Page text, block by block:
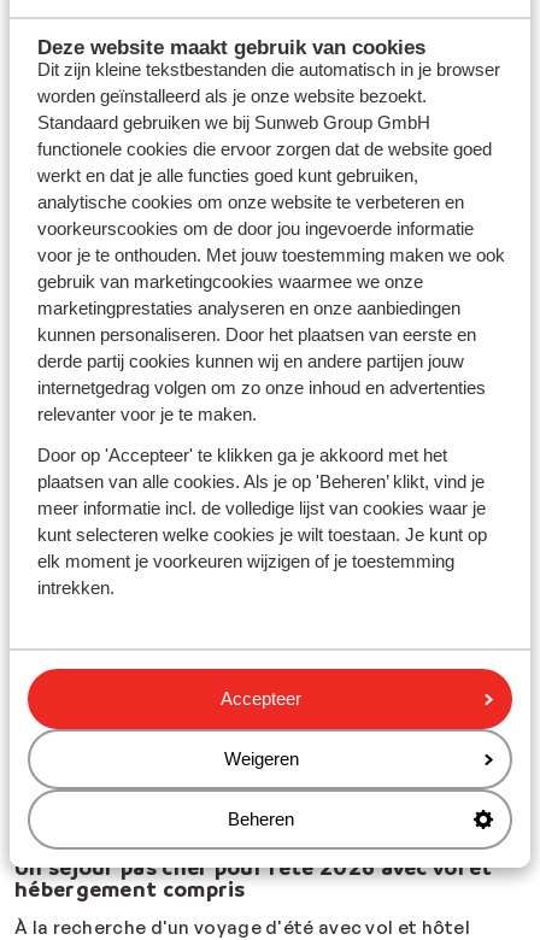
Deze website maakt gebruik van cookies
Dit zijn kleine tekstbestanden die automatisch in je browser
worden geïnstalleerd als je onze website bezoekt.
Standaard gebruiken we bij Sunweb Group GmbH
functionele cookies die ervoor zorgen dat de website goed
werkt en dat je alle functies goed kunt gebruiken,
analytische cookies om onze website te verbeteren en
voorkeurscookies om de door jou ingevoerde informatie
voor je te onthouden. Met jouw toestemming maken we ook
gebruik van marketingcookies waarmee we onze
marketingprestaties analyseren en onze aanbiedingen
kunnen personaliseren. Door het plaatsen van eerste en
derde partij cookies kunnen wij en andere partijen jouw
internetgedrag volgen om zo onze inhoud en advertenties
relevanter voor je te maken.
Door op 'Accepteer' te klikken ga je akkoord met het
plaatsen van alle cookies. Als je op 'Beheren’ klikt, vind je
meer informatie incl. de volledige lijst van cookies waar je
kunt selecteren welke cookies je wilt toestaan. Je kunt op
elk moment je voorkeuren wijzigen of je toestemming
intrekken.
Accepteer
Weigeren
Beheren
Réservez vos vacances d'été pas chères
avec Sunweb
Des vacances d'été en famille
Vous souhaitez partir en vacance en famille cet été ?
Sunweb vous propose des séjours destinés aux familles
avec enfants dans un hôtel en bord de mer avec toutes
les installations nécessaires comme les clubs enfant ou
encore les piscines avec toboggans. Vous partez avec
des enfants plus âgés ? Optez pour nos
hébergements
Selections
. Une belle occasion de partager des
vacances inoubliables avec toute votre tribu.
Destinations vacances été all-inclusive
Comme une envie de parfaire votre bronzage à la plage,
siroter de savoureux cocktails et vous faire
chouchouter ? Optez pour des vacances d'été all-
inclusive 2026: tout est inclus ! Au sein d’un hôtel all-in,
vous pourrez profiter de la nourriture et des boissons à
de votre séjour au soleil. Vous vous demandez où partir
en juillet pendant les vacances scolaires d'été ?
Pourquoi ne pas découvrir le charme de
Turque,la Crète,Hurghadaou encorel'Espagneoula
Croatie
, nos destinations estivales phares ? Besoin
d'inspiration ? Découvrezles plus belles destinations
de la côte turque
Un séjour pas cher pour l'été 2026 avec vol et
hébergement compris
À la recherche d'un voyage d'été avec vol et hôtel